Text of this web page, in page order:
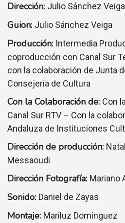
Dirección: Julio Sánchez Veiga
Guion: Julio Sánchez Veiga
Producción: Intermedia
coproducción con Canal Sur
con la colaboración de Junta
Consejería de Cultura
Con la Colaboración de: Con
Canal Sur RTV – Con la
Andaluza de Instituciones
Dirección de producción:
Messaoudi
Dirección Fotografía: Mariano
Sonido: Daniel de Zayas
Montaje: Mariluz Domí­nguez